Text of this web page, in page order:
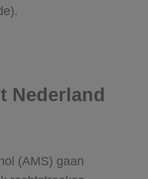
Nederland
(AMS) gaan